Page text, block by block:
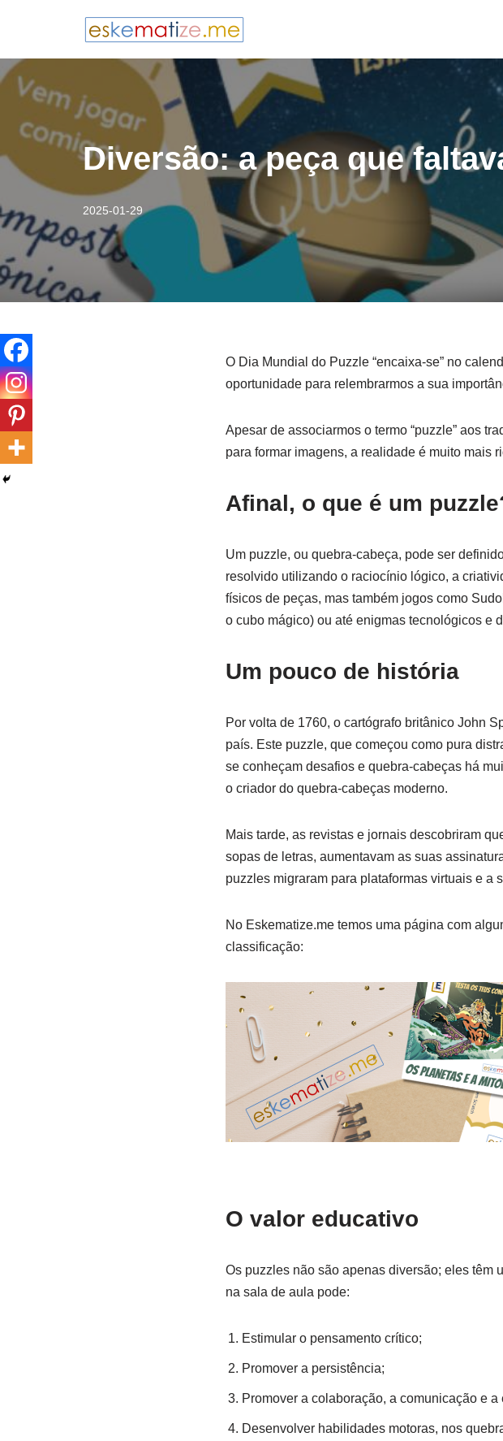
para
o
conteúdo
Diversão: a peça que
2025-01-29
O Dia Mundial do Puzzle “encaixa-se” no
oportunidade para relembrarmos a sua
Apesar de associarmos o termo “puzzle” aos
para formar imagens, a realidade é muito mais
Afinal, o que é um
Um puzzle, ou quebra-cabeça, pode ser
resolvido utilizando o raciocínio lógico, a
físicos de peças, mas também jogos como
o cubo mágico) ou até enigmas tecnológicos e
Um pouco de história
Por volta de 1760, o cartógrafo britânico John
país. Este puzzle, que começou como pura
se conheçam desafios e quebra-cabeças há
o criador do quebra-cabeças moderno.
Mais tarde, as revistas e jornais descobriram
sopas de letras, aumentavam as suas
puzzles migraram para plataformas virtuais e a
No Eskematize.me temos uma página com
classificação:
O valor educativo
Os puzzles não são apenas diversão; eles têm
na sala de aula pode:
Estimular o pensamento crítico;
Promover a persistência;
Promover a colaboração, a comunicação e
Desenvolver habilidades motoras, nos